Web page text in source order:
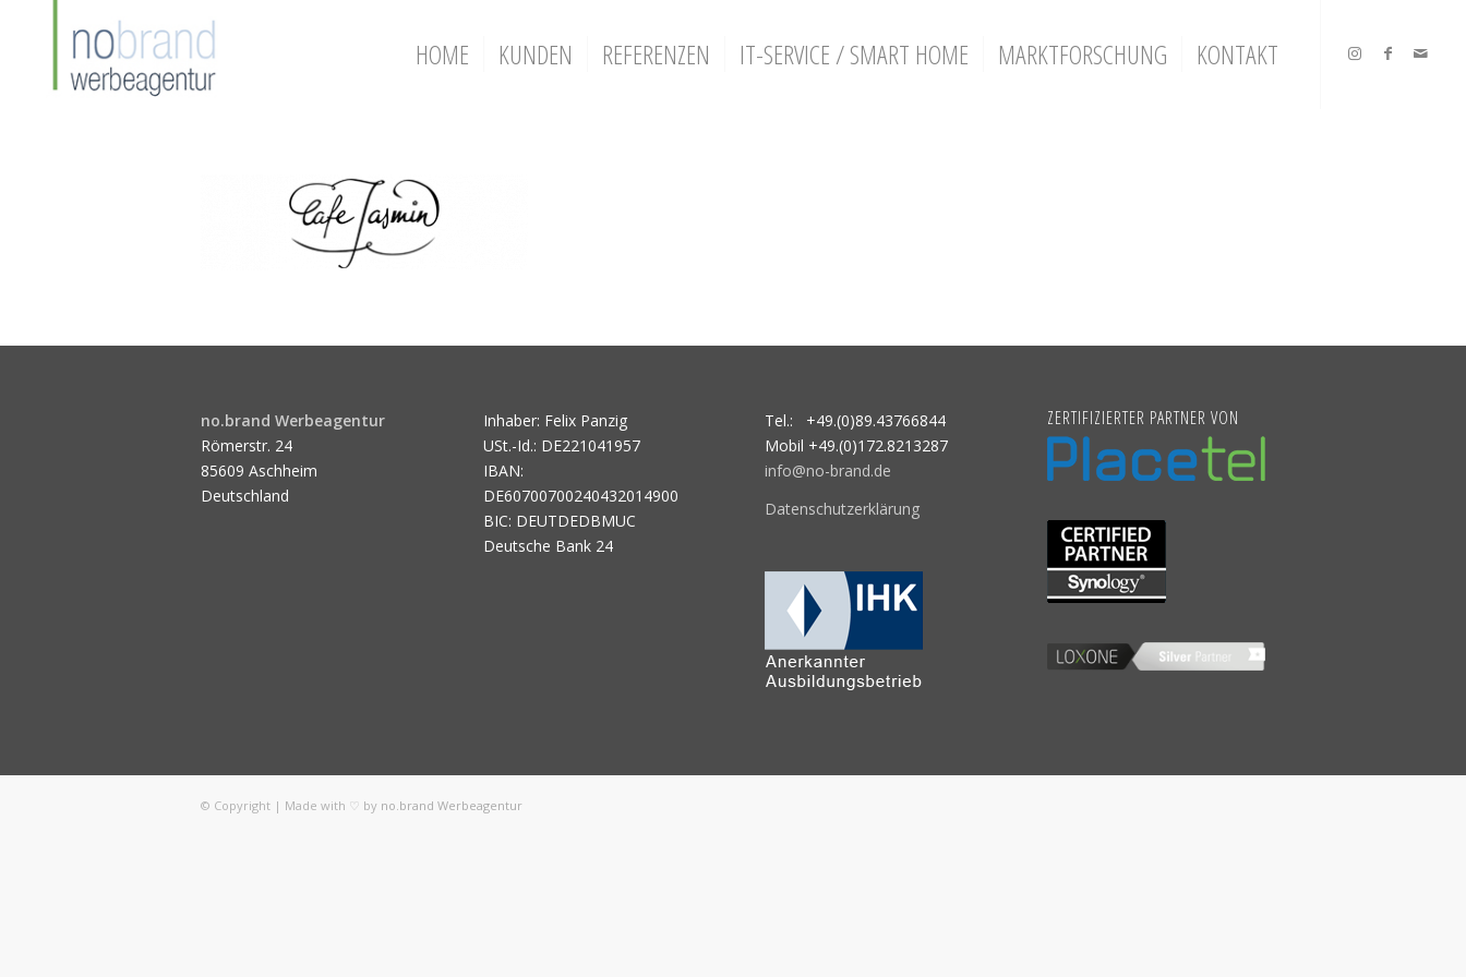
HOME KUNDEN REFERENZEN IT-SERVICE / SMART HOME MARKTFORSCHUNG KONTAKT
no.brand Werbeagentur
Römerstr. 24
85609 Aschheim
Deutschland
Inhaber: Felix Panzig
USt.-Id.: DE221041957
IBAN:
DE60700700240432014900
BIC: DEUTDEDBMUC
Deutsche Bank 24
Tel.: +49.(0)89.43766844
Mobil +49.(0)172.8213287
info@no-brand.de
Datenschutzerklärung
ZERTIFIZIERTER PARTNER VON
© Copyright | Made with ♡ by no.brand Werbeagentur